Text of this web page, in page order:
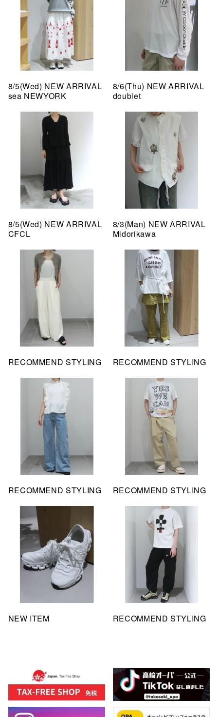
8/5(Wed) NEW ARRIVAL
sea NEWYORK
8/6(Thu) NEW ARRIVAL
doublet
8/5(Wed) NEW ARRIVAL
CFCL
8/3(Man) NEW ARRIVAL
Midorikawa
RECOMMEND STYLING RECOMMEND STYLING
RECOMMEND STYLING RECOMMEND STYLING
NEW ITEM RECOMMEND STYLING